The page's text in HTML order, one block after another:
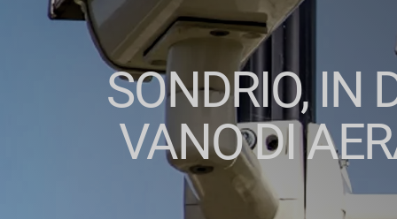
SONDRIO, IN
VANO DI